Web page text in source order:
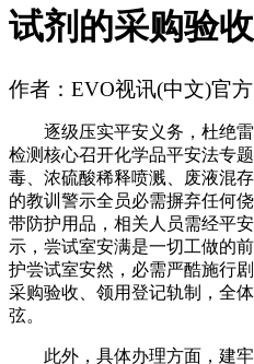
试剂的采购验收
作者：EVO视讯(中文)官
逐级压实平安义务，杜绝雷
检测核心召开化学品平安法专
毒、浓硫酸稀释喷溅、废液混
的教训警示全员必需摒弃任何
带防护用品，相关人员需经平
示，尝试室安满是一切工做的
护尝试室安然，必需严酷施行
采购验收、领用登记轨制，全
弦。
此外，具体办理方面，建牢